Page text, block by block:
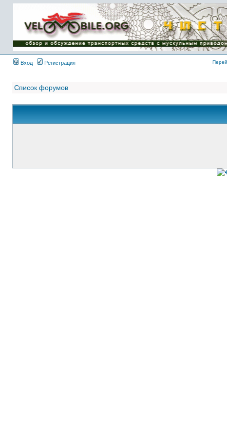
Имя пользователя:
Пароль:
{ LOG_ME_IN_SHORT
}
Вход Регистрация
Список форумов